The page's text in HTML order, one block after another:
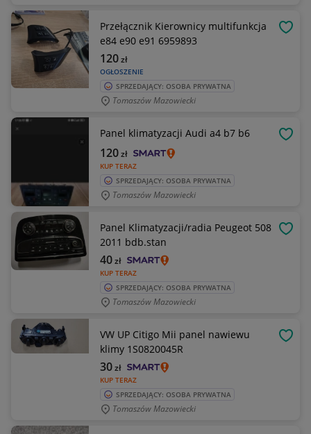
Przełącznik Kierownicy multifunkcja
e84 e90 e91 6959893
OGŁOSZENIE
120zł
SPRZEDAJĄCY: OSOBA PRYWATNA
Tomaszów Mazowiecki
Panel klimatyzacji Audi a4 b7 b6
KUP TERAZ
120zł
SPRZEDAJĄCY: OSOBA PRYWATNA
Tomaszów Mazowiecki
Panel Klimatyzacji/radia Peugeot 508
2011 bdb.stan
KUP TERAZ
40zł
SPRZEDAJĄCY: OSOBA PRYWATNA
Tomaszów Mazowiecki
VW UP Citigo Mii panel nawiewu
klimy 1S0820045R
KUP TERAZ
30zł
SPRZEDAJĄCY: OSOBA PRYWATNA
Tomaszów Mazowiecki